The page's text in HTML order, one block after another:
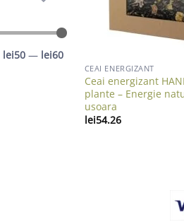
lei50 — lei60
CEAI ENERGIZANT
Ceai energizant
plante – Energie
usoara
lei54.26